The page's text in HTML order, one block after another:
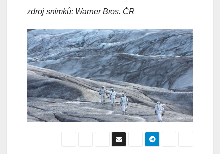
zdroj snímků: Warner Bros. ČR